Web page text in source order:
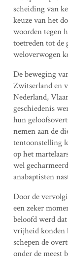
scheiding van
keuze van het
woorden tegen
toetreden tot de
weloverwogen
De beweging
Zwitserland en
Nederland,
geschiedenis
hun
nemen aan de
tentoonstelling
op het
wel
anabaptisten
Door de
een zeker
beloofd werd
vrijheid konden
schepen de
onder de meest